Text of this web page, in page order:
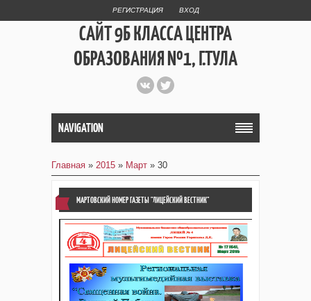
РЕГИСТРАЦИЯ ВХОД
САЙТ 9Б КЛАССА ЦЕНТРА
ОБРАЗОВАНИЯ №1, Г.ТУЛА
СТРУКТУРНОЕ
ПОДРАЗДЕЛЕНИЕ
ЛИЦЕЙ №4
NAVIGATION
Главная » 2015 » Март » 30
МАРТОВСКИЙ НОМЕР ГАЗЕТЫ "ЛИЦЕЙСКИЙ ВЕСТНИК"